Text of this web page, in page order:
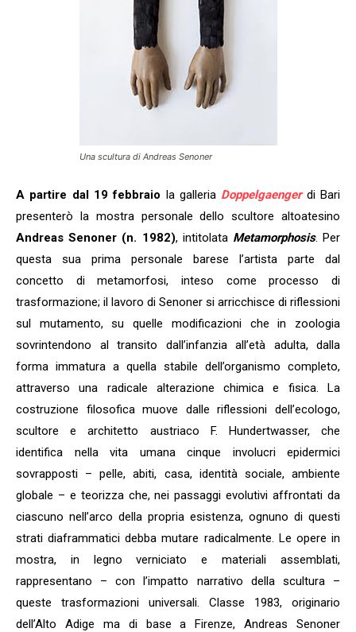
Una scultura di Andreas Senoner
A partire dal 19 febbraio la galleria Doppelgaengerdi Bari
presenterò la mostra personale dello scultore altoatesino
Andreas Senoner (n. 1982), intitolata Metamorphosis. Per
questa sua prima personale barese l’artista parte dal
concetto di metamorfosi, inteso come processo di
trasformazione; il lavoro di Senoner si arricchisce di riflessioni
sul mutamento, su quelle modificazioni che in zoologia
sovrintendono al transito dall’infanzia all’età adulta, dalla
forma immatura a quella stabile dell’organismo completo,
attraverso una radicale alterazione chimica e fisica. La
costruzione filosofica muove dalle riflessioni dell’ecologo,
scultore e architetto austriaco F. Hundertwasser, che
identifica nella vita umana cinque involucri epidermici
sovrapposti – pelle, abiti, casa, identità sociale, ambiente
globale – e teorizza che, nei passaggi evolutivi affrontati da
ciascuno nell’arco della propria esistenza, ognuno di questi
strati diaframmatici debba mutare radicalmente. Le opere in
mostra, in legno verniciato e materiali assemblati,
rappresentano – con l’impatto narrativo della scultura –
queste trasformazioni universali. Classe 1983, originario
dell’Alto Adige ma di base a Firenze, Andreas Senoner